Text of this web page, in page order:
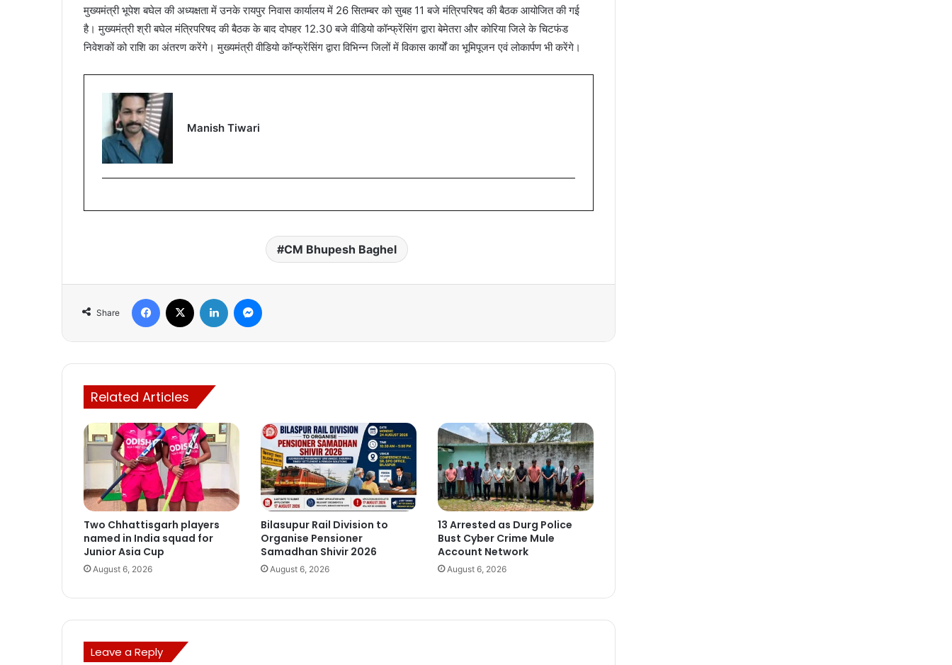
मुख्यमंत्री भूपेश बघेल की अध्यक्षता में उनके रायपुर निवास कार्यालय में 26 सितम्बर को सुबह 11 बजे मंत्रिपरिषद की बैठक आयोजित की गई
है। मुख्यमंत्री श्री बघेल मंत्रिपरिषद की बैठक के बाद दोपहर 12.30 बजे वीडियो कॉन्फ्रेंसिंग द्वारा बेमेतरा और कोरिया जिले के चिटफंड
निवेशकों को राशि का अंतरण करेंगे। मुख्यमंत्री वीडियो कॉन्फ्रेंसिंग द्वारा विभिन्न जिलों में विकास कार्यों का भूमिपूजन एवं लोकार्पण भी करेंगे।
Manish Tiwari
CM Bhupesh Baghel
Share
Facebook LinkedIn
Related Articles
Two Chhattisgarh players
named in India squad for
Junior Asia Cup
August 6, 2026
Bilasupur Rail Division to
Organise Pensioner
Samadhan Shivir 2026
August 6, 2026
13 Arrested as Durg Police
Bust Cyber Crime Mule
Account Network
August 6, 2026
Leave a Reply